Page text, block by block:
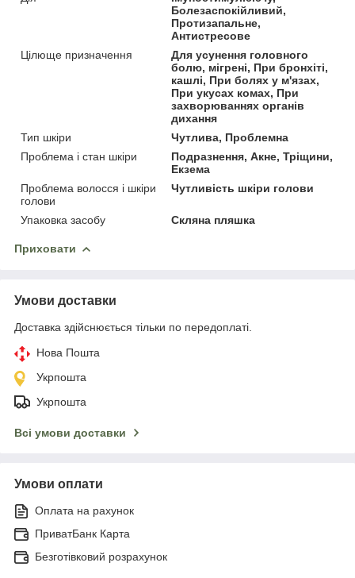
Болезаспокійливий,
Протизапальне,
Антистресове
Цілюще призначення
Для усунення головного
болю, мігрені, При бронхіті,
кашлі, При болях у м'язах,
При укусах комах, При
захворюваннях органів
дихання
Тип шкіри
Чутлива, Проблемна
Проблема і стан шкіри
Подразнення, Акне, Тріщини,
Екзема
Проблема волосся і шкіри
голови
Чутливість шкіри голови
Упаковка засобу Скляна пляшка
Приховати
Умови доставки
Доставка здійснюється тільки по передоплаті.
Нова Пошта
Укрпошта
Укрпошта
Всі умови доставки
Умови оплати
Оплата на рахунок
ПриватБанк Карта
Безготівковий розрахунок